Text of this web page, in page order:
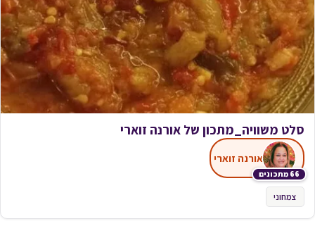
סלט משוויה_מתכון של אורנה זוארי
66 מתכונים
אורנה זוארי
צמחוני